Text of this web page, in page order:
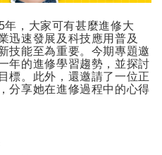
年，大家可有甚麼進修大
迅速發展及科技應用普及
技能至為重要。今期專題邀
年的進修學習趨勢，並探討
標。此外，還邀請了一位正
分享她在進修過程中的心得